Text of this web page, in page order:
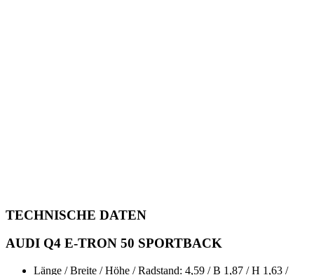
TECHNISCHE DATEN
AUDI Q4 E-TRON 50 SPORTBACK
Länge / Breite / Höhe / Radstand: 4,59 / B 1,87 / H 1,63 /